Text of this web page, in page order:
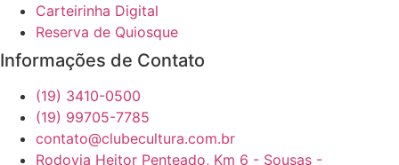
Carteirinha Digital
Reserva de Quiosque
Informações de Contato
(19) 3410-0500
(19) 99705-7785
contato@clubecultura.com.br
Rodovia Heitor Penteado, Km 6 - Sousas -